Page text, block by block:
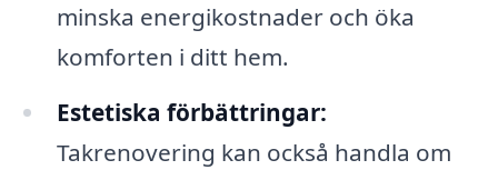
minska energikostnader och öka
komforten i ditt hem.
Estetiska förbättringar:
Takrenovering kan också handla om